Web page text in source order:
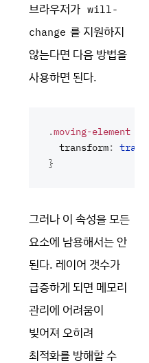
브라우저가 will-
change 를 지원하지
않는다면 다음 방법을
사용하면 된다.
.moving-element
  transform
:
}
그러나 이 속성을 모든
요소에 남용해서는 안
된다. 레이어 갯수가
급증하게 되면 메모리
관리에 어려움이
빚어져 오히려
최적화를 방해할 수